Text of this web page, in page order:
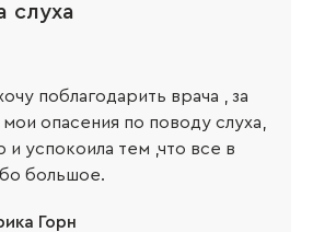
слуха
поблагодарить врача , за
мои опасения по поводу слуха,
и успокоила тем ,что все в
большое.
Горн